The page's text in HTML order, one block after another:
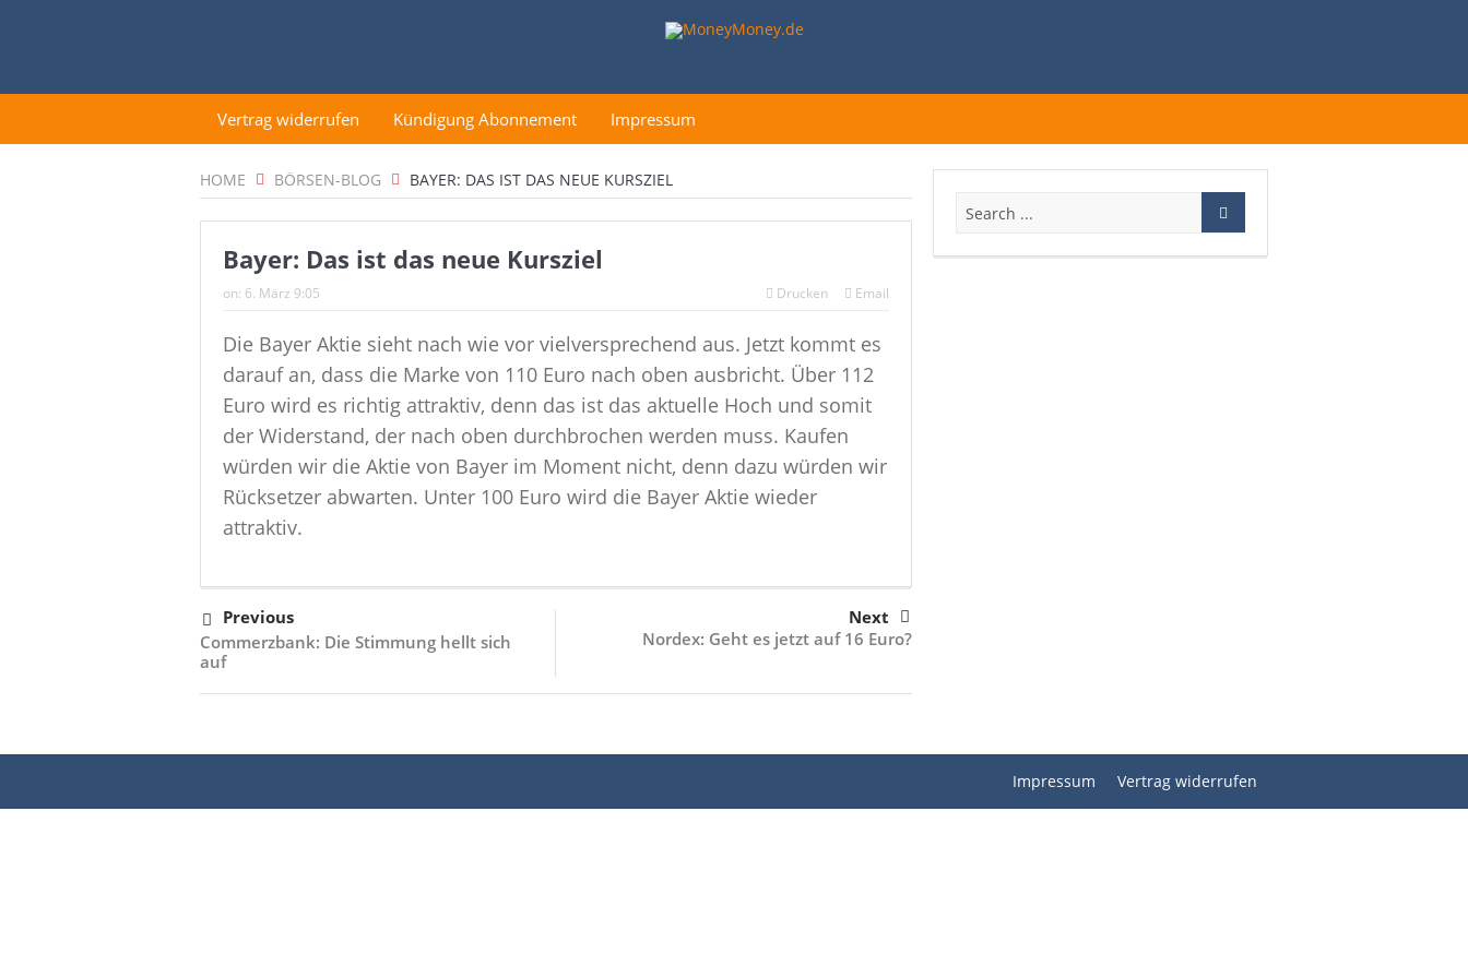
Vertrag widerrufen Kündigung Abonnement Impressum
HOME BÖRSEN-BLOG BAYER: DAS IST DAS NEUE KURSZIEL
Bayer: Das ist das neue Kursziel
on: 6. März 9:05 Drucken Email
Die Bayer Aktie sieht nach wie vor vielversprechend aus. Jetzt kommt es
darauf an, dass die Marke von 110 Euro nach oben ausbricht. Über 112
Euro wird es richtig attraktiv, denn das ist das aktuelle Hoch und somit
der Widerstand, der nach oben durchbrochen werden muss. Kaufen
würden wir die Aktie von Bayer im Moment nicht, denn dazu würden wir
Rücksetzer abwarten. Unter 100 Euro wird die Bayer Aktie wieder
attraktiv.
Previous
Commerzbank: Die Stimmung hellt sich
auf
Next
Nordex: Geht es jetzt auf 16 Euro?
Impressum Vertrag widerrufen